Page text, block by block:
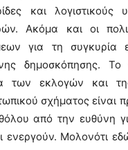
και λογιστικούς
Ακόμα και οι
για τη συγκυρία
δημοσκόπησης. Το
των εκλογών και
σχήματος είναι
από την ευθύνη
ενεργούν. Μολονότι